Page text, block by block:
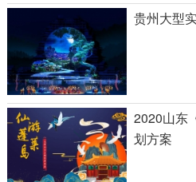
贵州大型
2020山东
划方案